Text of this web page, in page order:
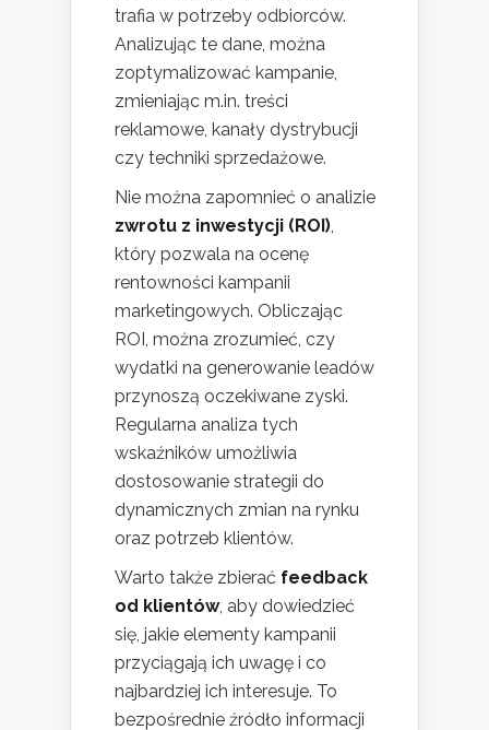
trafia w potrzeby odbiorców.
Analizując te dane, można
zoptymalizować kampanie,
zmieniając m.in. treści
reklamowe, kanały dystrybucji
czy techniki sprzedażowe.
Nie można zapomnieć o analizie
zwrotu z inwestycji (ROI),
który pozwala na ocenę
rentowności kampanii
marketingowych. Obliczając
ROI, można zrozumieć, czy
wydatki na generowanie leadów
przynoszą oczekiwane zyski.
Regularna analiza tych
wskaźników umożliwia
dostosowanie strategii do
dynamicznych zmian na rynku
oraz potrzeb klientów.
Warto także zbierać feedback
od klientów, aby dowiedzieć
się, jakie elementy kampanii
przyciągają ich uwagę i co
najbardziej ich interesuje. To
bezpośrednie źródło informacji